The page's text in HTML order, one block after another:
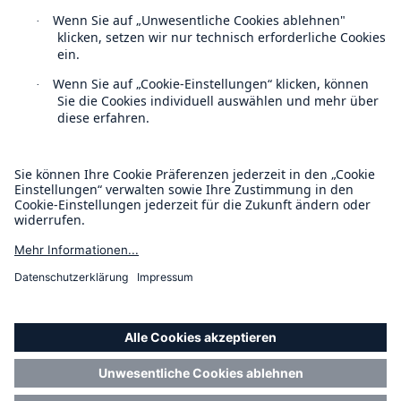
Datenschutz
Rechtliche Hinweise
Sitemap
Impressum
Munich Re’s Statement on the UK Modern Slavery Act
MIRA Digital Suite